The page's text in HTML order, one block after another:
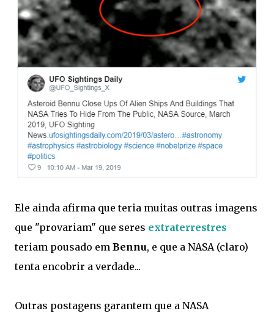
Ele ainda afirma que teria muitas outras imagens
que "provariam" que seres extraterrestres
teriam pousado em Bennu, e que a NASA (claro)
tenta encobrir a verdade...
Outras postagens garantem que a NASA